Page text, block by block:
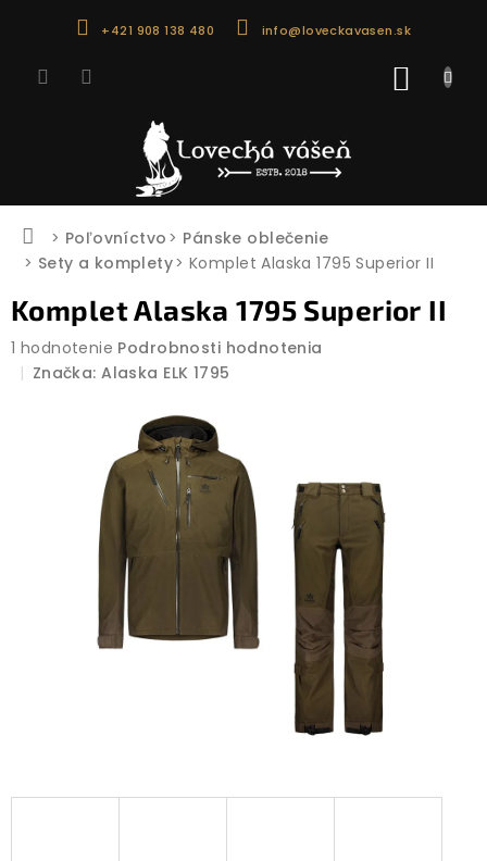
+421 908 138 480 info@loveckavasen.sk
Domov
Poľovníctvo
Pánske oblečenie
Sety a komplety
Komplet Alaska 1795 Superior II
Komplet Alaska 1795 Superior II
Priemerné
hodnotenie
hviezdičiek.
1 hodnotenie Podrobnosti hodnotenia
Značka:Alaska ELK 1795